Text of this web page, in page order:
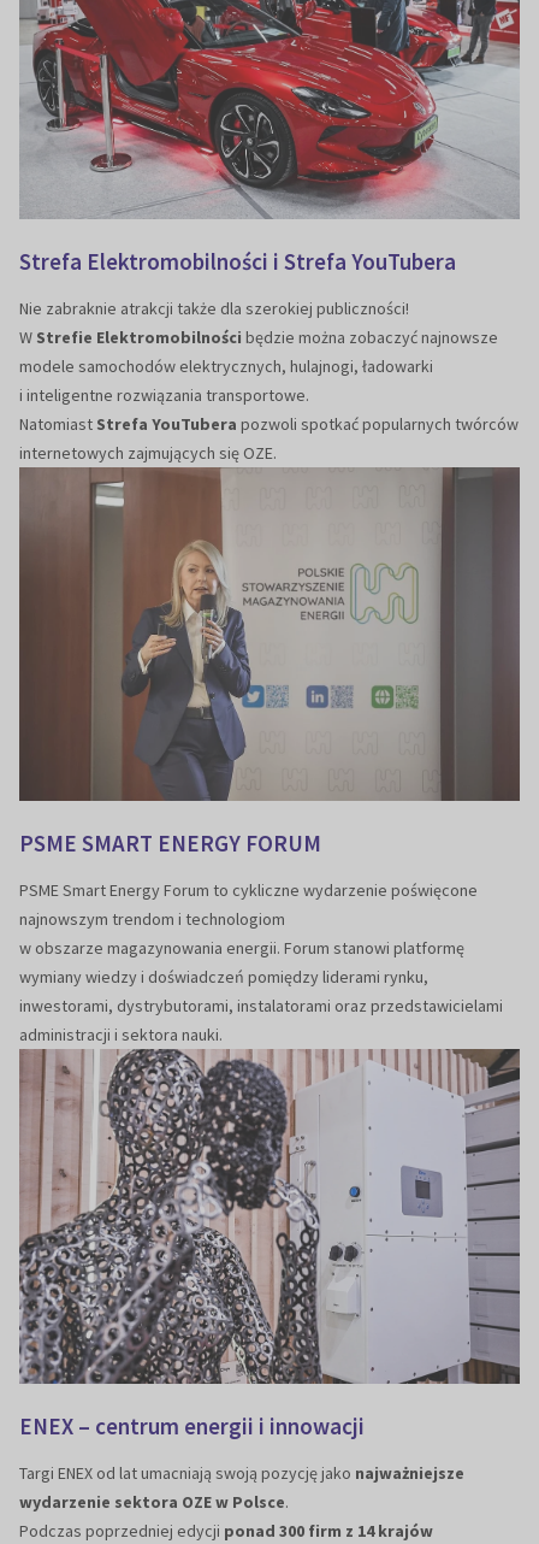
Strefa Elektromobilności i Strefa YouTubera
Nie zabraknie atrakcji także dla szerokiej publiczności!
W Strefie Elektromobilności będzie można zobaczyć najnowsze
modele samochodów elektrycznych, hulajnogi, ładowarki
i inteligentne rozwiązania transportowe.
Natomiast Strefa YouTubera pozwoli spotkać popularnych twórców
internetowych zajmujących się OZE.
PSME SMART ENERGY FORUM
PSME Smart Energy Forum to cykliczne wydarzenie poświęcone
najnowszym trendom i technologiom
w obszarze magazynowania energii. Forum stanowi platformę
wymiany wiedzy i doświadczeń pomiędzy liderami rynku,
inwestorami, dystrybutorami, instalatorami oraz przedstawicielami
administracji i sektora nauki.
ENEX – centrum energii i innowacji
Targi ENEX od lat umacniają swoją pozycję jako najważniejsze
wydarzenie sektora OZE w Polsce.
Podczas poprzedniej edycji ponad 300 firm z 14 krajów